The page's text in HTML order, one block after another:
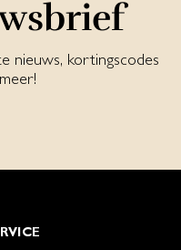
nieuws, kortingscodes